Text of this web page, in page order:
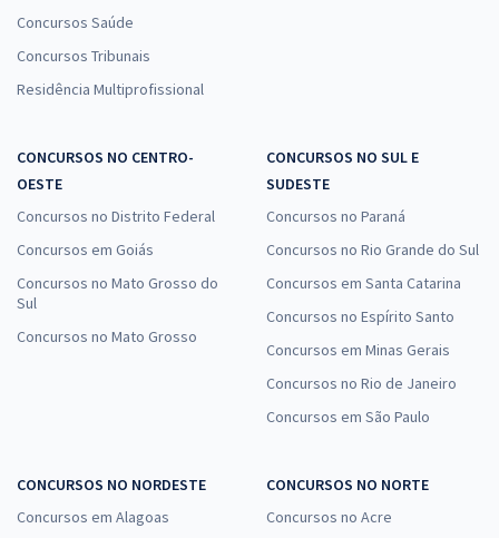
Concursos Saúde
Concursos Tribunais
Residência Multiprofissional
CONCURSOS NO CENTRO-
OESTE
Concursos no Distrito Federal
Concursos em Goiás
Concursos no Mato Grosso do
Sul
Concursos no Mato Grosso
CONCURSOS NO SUL E
SUDESTE
Concursos no Paraná
Concursos no Rio Grande do Sul
Concursos em Santa Catarina
Concursos no Espírito Santo
Concursos em Minas Gerais
Concursos no Rio de Janeiro
Concursos em São Paulo
CONCURSOS NO NORDESTE
Concursos em Alagoas
CONCURSOS NO NORTE
Concursos no Acre